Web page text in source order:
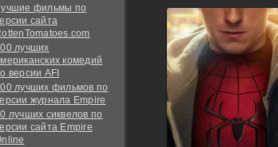
фильмы по
сайта
лучших
комедий
версии AFI
лучших фильмов по
журнала Empire
лучших сиквелов по
сайта Empire